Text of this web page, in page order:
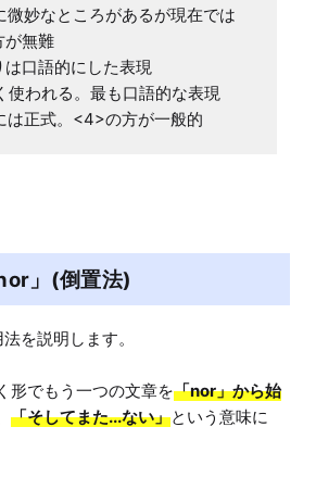
妙なところがあるが現在では
が無難
口語的にした表現
使われる。最も口語的な表現
は正式。<4>の方が一般的
」(倒置法)
を説明します。
形でもう一つの文章を「nor」から始
「そしてまた...ない」という意味に